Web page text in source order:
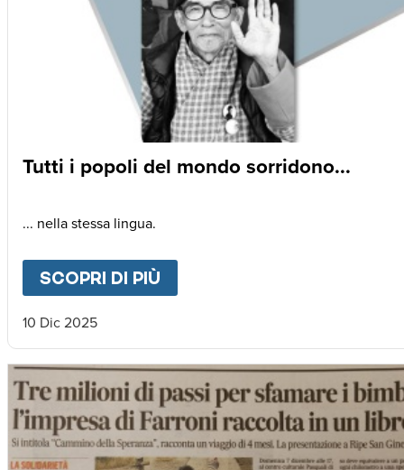
Tutti i popoli del mondo sorridono...
... nella stessa lingua.
SCOPRI DI PIÙ
10 Dic 2025